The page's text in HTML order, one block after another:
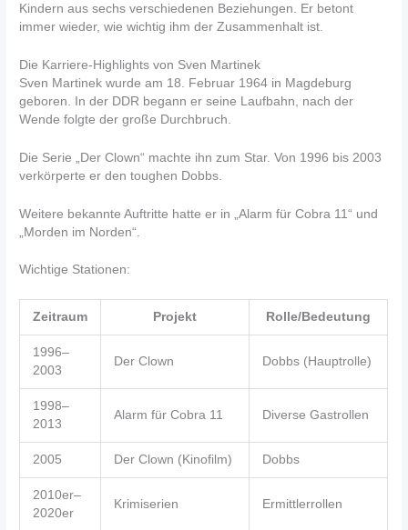
Kindern aus sechs verschiedenen Beziehungen. Er betont
immer wieder, wie wichtig ihm der Zusammenhalt ist.
Die Karriere-Highlights von Sven Martinek
Sven Martinek wurde am 18. Februar 1964 in Magdeburg
geboren. In der DDR begann er seine Laufbahn, nach der
Wende folgte der große Durchbruch.
Die Serie „Der Clown“ machte ihn zum Star. Von 1996 bis 2003
verkörperte er den toughen Dobbs.
Weitere bekannte Auftritte hatte er in „Alarm für Cobra 11“ und
„Morden im Norden“.
Wichtige Stationen:
Zeitraum Projekt Rolle/Bedeutung
1996–
2003
Der Clown Dobbs (Hauptrolle)
1998–
2013
Alarm für Cobra 11 Diverse Gastrollen
2005 Der Clown (Kinofilm) Dobbs
2010er–
2020er
Krimiserien Ermittlerrollen